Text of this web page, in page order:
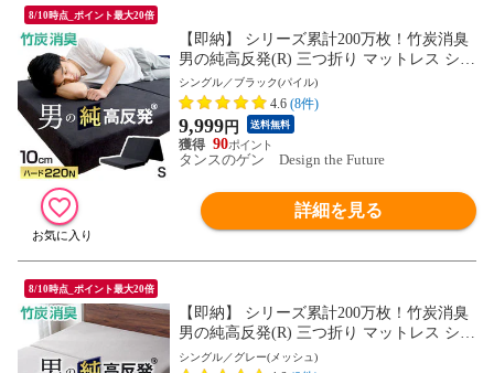
8/10時点_ポイント最大20倍
【即納】 シリーズ累計200万枚！竹炭消臭
男の純高反発(R) 三つ折り マットレス シン
グル 10cm 硬め 220N 高耐久30D 3つ折り
高反発 10cm 高反発マットレス 男の高反発
敷布団 折りたたみ 父の日 13810052 〔ブラ
ック(パイル)〕
シングル／ブラック(パイル)
4.6 (8件)
9,999円 送料無料
90
タンスのゲン Design the Future
詳細を見る
8/10時点_ポイント最大20倍
【即納】 シリーズ累計200万枚！竹炭消臭
男の純高反発(R) 三つ折り マットレス シン
グル 10cm 硬め 220N 高耐久30D 3つ折り
シングル／グレー(メッシュ)